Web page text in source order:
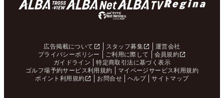
広告掲載について スタッフ募集
運営会社
プライバシーポリシー
ご利用に際して
会員規約
ガイドライン
特定商取引法に基づく表示
ゴルフ場予約サービス利用規約
マイページサービス利用規約
ポイント利用規約
お問合せ ヘルプ サイトマップ